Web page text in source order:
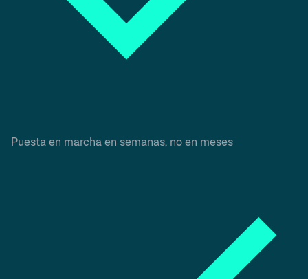
Puesta en marcha en semanas, no en meses